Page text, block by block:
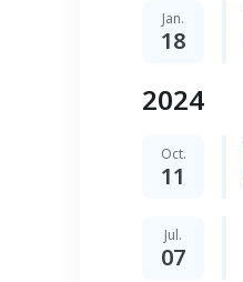
Jan.
18
2024
Oct.
11
Jul.
07